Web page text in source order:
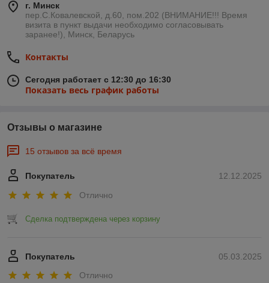
г. Минск
пер.С.Ковалевской, д.60, пом.202 (ВНИМАНИЕ!!! Время
визита в пункт выдачи необходимо согласовывать
заранее!), Минск, Беларусь
Контакты
Сегодня работает с 12:30 до 16:30
Показать весь график работы
Отзывы о магазине
15 отзывов за всё время
12.12.2025
Покупатель
Отлично
Сделка подтверждена через корзину
05.03.2025
Покупатель
Отлично